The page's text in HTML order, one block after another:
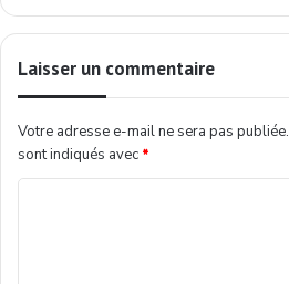
Laisser un commentaire
Votre adresse e-mail ne sera pas publiée.
sont indiqués avec *